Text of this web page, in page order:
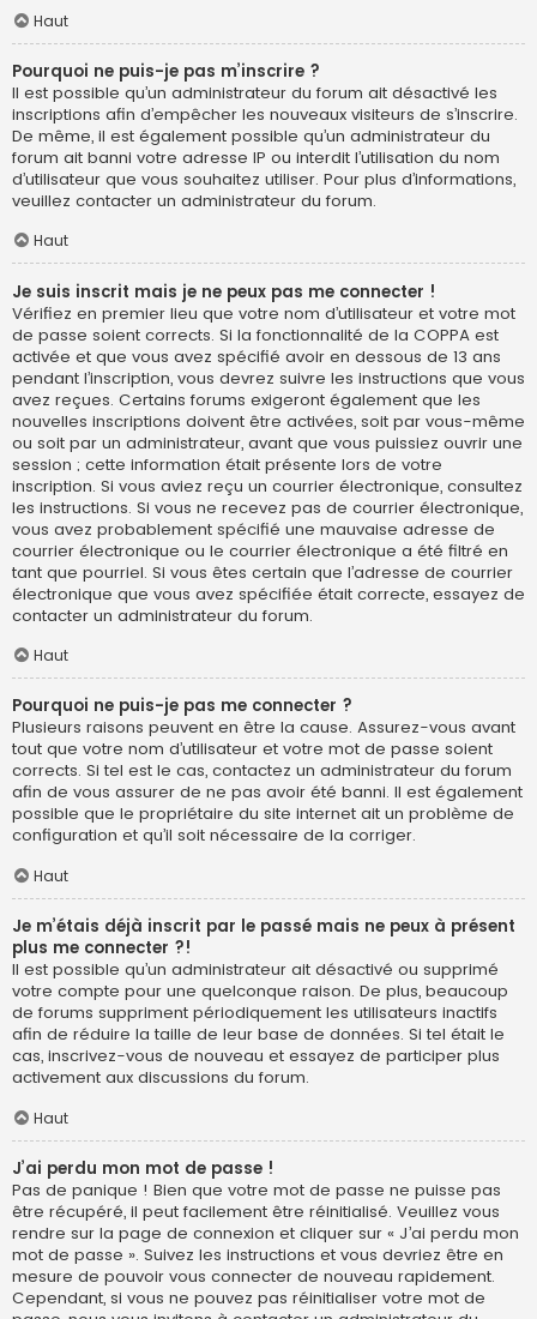
Haut
Pourquoi ne puis-je pas m’inscrire ?
Il est possible qu’un administrateur du forum ait désactivé les
inscriptions afin d’empêcher les nouveaux visiteurs de s’inscrire.
De même, il est également possible qu’un administrateur du
forum ait banni votre adresse IP ou interdit l’utilisation du nom
d’utilisateur que vous souhaitez utiliser. Pour plus d’informations,
veuillez contacter un administrateur du forum.
Haut
Je suis inscrit mais je ne peux pas me connecter !
Vérifiez en premier lieu que votre nom d’utilisateur et votre mot
de passe soient corrects. Si la fonctionnalité de la COPPA est
activée et que vous avez spécifié avoir en dessous de 13 ans
pendant l’inscription, vous devrez suivre les instructions que vous
avez reçues. Certains forums exigeront également que les
nouvelles inscriptions doivent être activées, soit par vous-même
ou soit par un administrateur, avant que vous puissiez ouvrir une
session ; cette information était présente lors de votre
inscription. Si vous aviez reçu un courrier électronique, consultez
les instructions. Si vous ne recevez pas de courrier électronique,
vous avez probablement spécifié une mauvaise adresse de
courrier électronique ou le courrier électronique a été filtré en
tant que pourriel. Si vous êtes certain que l’adresse de courrier
électronique que vous avez spécifiée était correcte, essayez de
contacter un administrateur du forum.
Haut
Pourquoi ne puis-je pas me connecter ?
Plusieurs raisons peuvent en être la cause. Assurez-vous avant
tout que votre nom d’utilisateur et votre mot de passe soient
corrects. Si tel est le cas, contactez un administrateur du forum
afin de vous assurer de ne pas avoir été banni. Il est également
possible que le propriétaire du site internet ait un problème de
configuration et qu’il soit nécessaire de la corriger.
Haut
Je m’étais déjà inscrit par le passé mais ne peux à présent
plus me connecter ?!
Il est possible qu’un administrateur ait désactivé ou supprimé
votre compte pour une quelconque raison. De plus, beaucoup
de forums suppriment périodiquement les utilisateurs inactifs
afin de réduire la taille de leur base de données. Si tel était le
cas, inscrivez-vous de nouveau et essayez de participer plus
activement aux discussions du forum.
Haut
J’ai perdu mon mot de passe !
Pas de panique ! Bien que votre mot de passe ne puisse pas
être récupéré, il peut facilement être réinitialisé. Veuillez vous
rendre sur la page de connexion et cliquer sur « J’ai perdu mon
mot de passe ». Suivez les instructions et vous devriez être en
mesure de pouvoir vous connecter de nouveau rapidement.
Cependant, si vous ne pouvez pas réinitialiser votre mot de